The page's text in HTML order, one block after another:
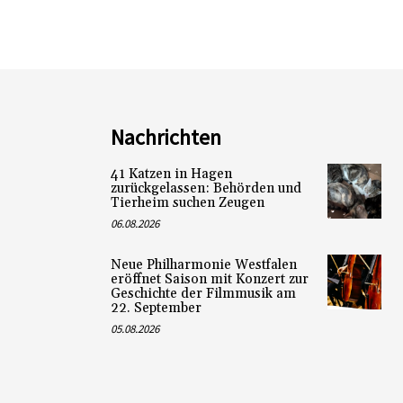
Nachrichten
41 Katzen in Hagen
zurückgelassen: Behörden und
Tierheim suchen Zeugen
06.08.2026
Neue Philharmonie Westfalen
eröffnet Saison mit Konzert zur
Geschichte der Filmmusik am
22. September
05.08.2026